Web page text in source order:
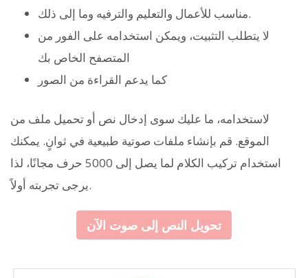
مناسب للأعمال والتعليم والترفيه وما إلى ذلك.
لا يتطلب التثبيت، ويمكن استخدامه على الفور من
المتصفح الخاص بك
كما يدعم القراءة من الصور
لاستخدامه، ما عليك سوى إدخال نص أو تحميل ملف من
الموقع. قم بإنشاء ملفات صوتية طبيعية في ثوانٍ. يمكنك
استخدام تركيب الكلام لما يصل إلى 5000 حرف مجانًا، لذا
يرجى تجربته أولاً.
تحويل النص إلى صوت الآن